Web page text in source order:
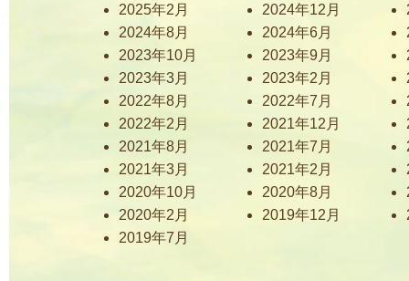
2025年2月
2024年12月
2024年8月
2024年6月
2023年10月
2023年9月
2023年3月
2023年2月
2022年8月
2022年7月
2022年2月
2021年12月
2021年8月
2021年7月
2021年3月
2021年2月
2020年10月
2020年8月
2020年2月
2019年12月
2019年7月